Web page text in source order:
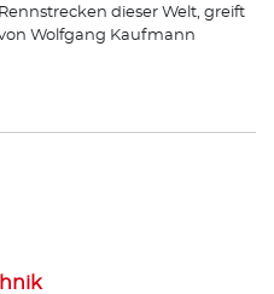
dieser Welt, greift
Wolfgang Kaufmann